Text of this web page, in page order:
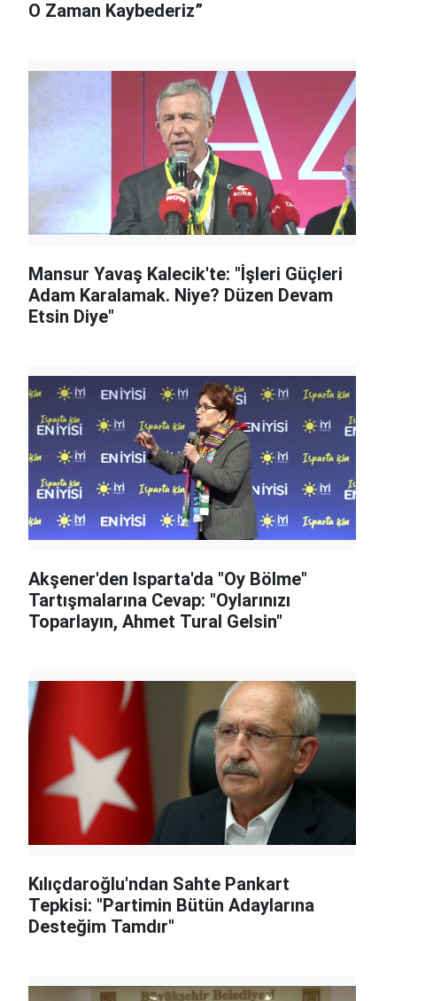
O Zaman Kaybederiz”
Mansur Yavaş Kalecik'te: "İşleri Güçleri
Adam Karalamak. Niye? Düzen Devam
Etsin Diye"
Akşener'den Isparta'da "Oy Bölme"
Tartışmalarına Cevap: "Oylarınızı
Toparlayın, Ahmet Tural Gelsin"
Kılıçdaroğlu'ndan Sahte Pankart
Tepkisi: "Partimin Bütün Adaylarına
Desteğim Tamdır"